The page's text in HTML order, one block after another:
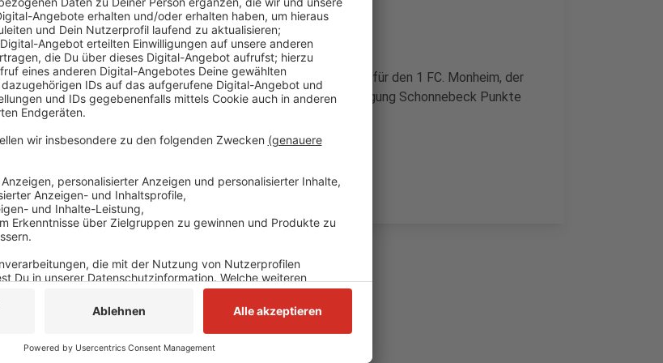
Anzeige
Der Tabellenführer SSVG Velbert hat spielfrei. Stressiger wird es für den 1 FC. Monheim, der
sich auf einem Abstiegsplatz befindet und gegen die Spielvereinigung Schonnebeck Punkte
gut machen will.